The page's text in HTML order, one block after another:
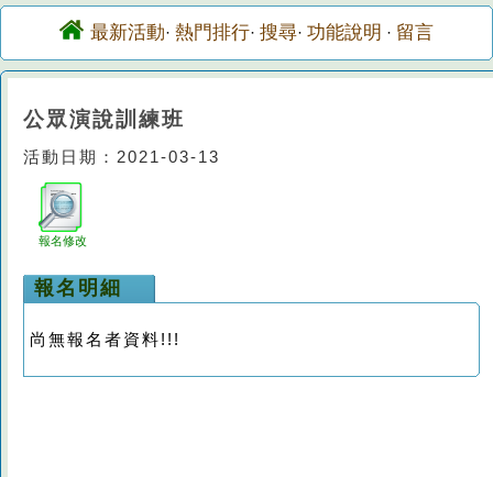
最新活動· 熱門排行· 搜尋· 功能說明 · 留言
公眾演說訓練班
活動日期：2021-03-13
報名修改
報名明細
尚無報名者資料!!!